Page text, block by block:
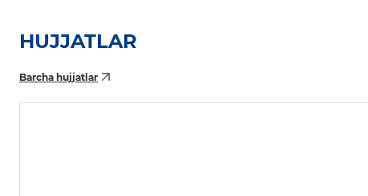
HUJJATLAR
Barcha hujjatlar